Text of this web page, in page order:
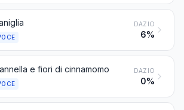
DAZIO
6%
e fiori di cinnamomo DAZIO
0%